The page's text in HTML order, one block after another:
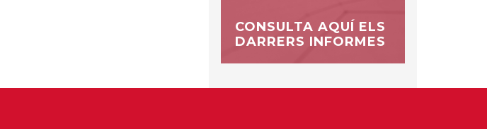
CONSULTA AQUÍ ELS
DARRERS INFORMES